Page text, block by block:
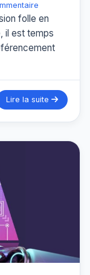
folle en
il est temps
Lire la suite